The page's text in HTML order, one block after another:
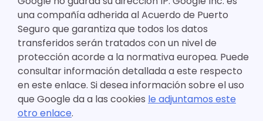
una compañía adherida al Acuerdo de Puerto
Seguro que garantiza que todos los datos
transferidos serán tratados con un nivel de
protección acorde a la normativa europea. Puede
consultar información detallada a este respecto
en este enlace. Si desea información sobre el uso
que Google da a las cookies le adjuntamos este
otro enlace.